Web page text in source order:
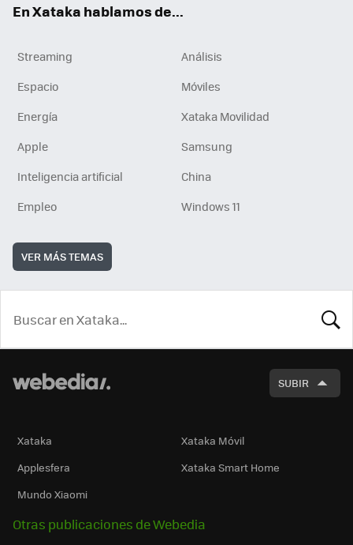
En Xataka hablamos de...
Streaming
Análisis
Espacio
Móviles
Energía
Xataka Movilidad
Apple
Samsung
Inteligencia artificial
China
Empleo
Windows 11
VER MÁS TEMAS
SUBIR
Xataka
Xataka Móvil
Applesfera
Xataka Smart Home
Mundo Xiaomi
Otras publicaciones de Webedia